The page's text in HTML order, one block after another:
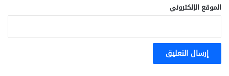
الموقع الإلكتروني